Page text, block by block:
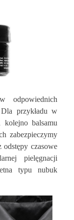
odpowiednich
przykładu w
balsamu
zabezpieczymy
odstępy czasowe
pielęgnacji
typu nubuk